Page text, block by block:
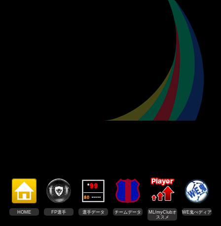
HOME FP選手 選手データ チームデータ
ML/myClubオ
ススメ
WE鬼ぺディア